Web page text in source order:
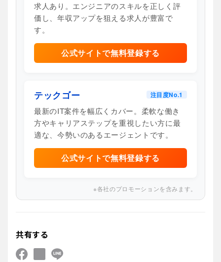
求人あり。エンジニアのスキルを正しく評
価し、年収アップを狙える求人が豊富で
す。
公式サイトで無料登録する
テックゴー 注目度No.1
最新のIT案件を幅広くカバー。柔軟な働き
方やキャリアステップを重視したい方に最
適な、今勢いのあるエージェントです。
公式サイトで無料登録する
※各社のプロモーションを含みます。
共有する